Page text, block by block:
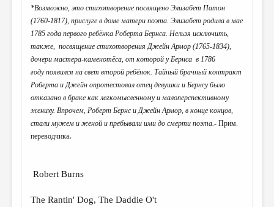
РЕДКОЛЛЕГИЯ
ОТ РЕДАКЦИИ
МАЛАЯ ПРОЗА
ЭССЕИСТИКА
ЛИТЕРАТУРОВЕДЕНИЕ
КУЛЬТУРОВЕДЕНИЕ
РЕЦЕНЗИРОВАНИЕ
*Возможно, это стихотворение посвящено Элизабет Патон
(1760-1817), прислуге в доме матери поэта. Элизабет родила в мае
1785 года первого ребёнка Роберта Бернса. Нельзя исключить,
также, посвящение стихотворения Джейн Армор (1765-1834),
дочери мастера-каменотёса, от которой у Бернса в 1786
году появился на свет второй ребёнок. Тайный брачный контракт
Роберта и Джейн опротестовал отец девушки и Бернсу было
отказано в браке как легкомысленному и малоперспективному
жениху. Впрочем, Роберт Бернс и Джейн Армор, в конце концов,
стали мужем и женой и пребывали ими до смерти поэта.-Прим.
переводчика.
Robert Burns
The Rantin' Dog, The Daddie O't